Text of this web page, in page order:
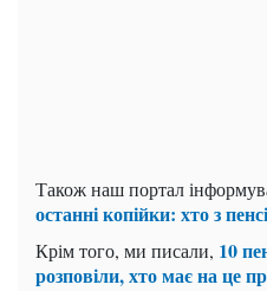
Також наш портал
останні копійки: хто з
Крім того, ми писали, 10
розповіли, хто має на це